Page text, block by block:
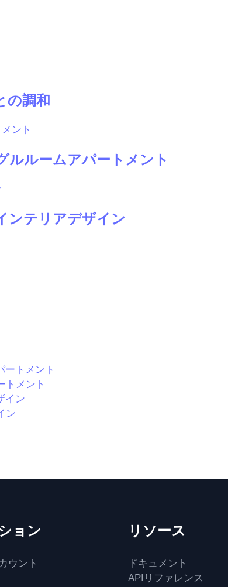
の調和
ルルームアパートメント
ンテリアデザイン
トメント
ン
ョン
ウント
リソース
ドキュメント
APIリファレンス